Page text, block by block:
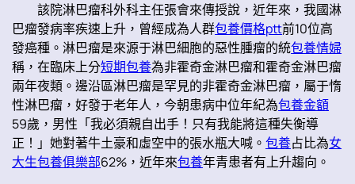
該院淋巴瘤科外科主任張會來傳授說，近年來，我國淋
巴瘤發病率疾速上升，曾經成為人群包養價格ptt前10位高
發癌種。淋巴瘤是來源于淋巴細胞的惡性腫瘤的統包養情婦
稱，在臨床上分短期包養為非霍奇金淋巴瘤和霍奇金淋巴瘤
兩年夜類。邊沿區淋巴瘤是罕見的非霍奇金淋巴瘤，屬于惰
性淋巴瘤，好發于老年人，今朝患病中位年紀為包養金額
59歲，男性「我必須親自出手！只有我能將這種失衡導
正！」她對著牛土豪和虛空中的張水瓶大喊。包養占比為女
大生包養俱樂部62%，近年來包養年青患者有上升趨向。